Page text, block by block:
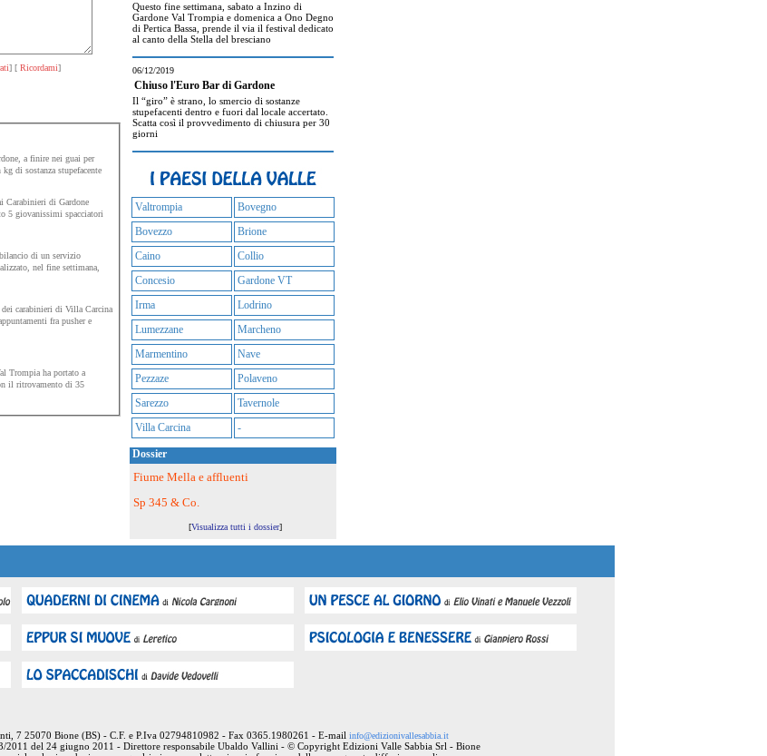
] [ Ricordami]
a finire nei guai per
e lei valtrumplina. Sequestrato un kg di sostanza stupefacente
Carabinieri di Gardone
5 giovanissimi spacciatori
di un servizio
carabinieri di Villa Carcina
fra pusher e
Trompia ha portato a
il ritrovamento di 35
Questo fine settimana, sabato a Inzino di
Gardone Val Trompia e domenica a Ono Degno
di Pertica Bassa, prende il via il festival dedicato
al canto della Stella del bresciano
06/12/2019
Chiuso l'Euro Bar di Gardone
Il “giro” è strano, lo smercio di sostanze
stupefacenti dentro e fuori dal locale accertato.
Scatta così il provvedimento di chiusura per 30
giorni
Valtrompia
Bovegno
Bovezzo
Brione
Caino
Collio
Concesio
Gardone VT
Irma
Lodrino
Lumezzane
Marcheno
Marmentino
Nave
Pezzaze
Polaveno
Sarezzo
Tavernole
Villa Carcina
-
Dossier
Fiume Mella e affluenti
Sp 345 & Co.
[Visualizza tutti i dossier]
7 25070 Bione (BS) - C.F. e P.Iva 02794810982 - Fax 0365.1980261 - E-mail info@edizionivallesabbia.it
2011 del 24 giugno 2011 - Direttore responsabile Ubaldo Vallini - © Copyright Edizioni Valle Sabbia Srl - Bione